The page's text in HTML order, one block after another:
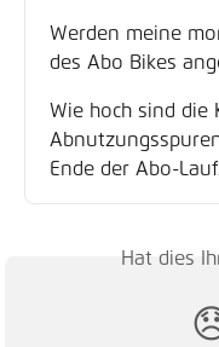
Werden meine
des Abo Bikes
Wie hoch sind die
Ende der Abo-
Hat dies